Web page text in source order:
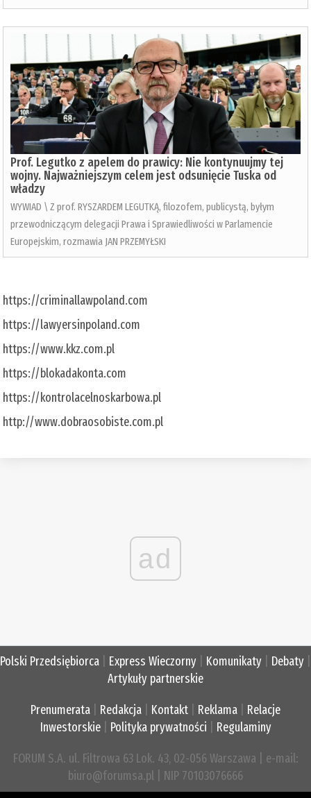
Prof. Legutko z apelem do prawicy: Nie kontynuujmy tej
wojny. Najważniejszym celem jest odsunięcie Tuska od
władzy
WYWIAD \ Z prof. RYSZARDEM LEGUTKĄ, filozofem, publicystą, byłym
przewodniczącym delegacji Prawa i Sprawiedliwości w Parlamencie
Europejskim, rozmawia JAN PRZEMYŁSKI
https://criminallawpoland.com
https://lawyersinpoland.com
https://www.kkz.com.pl
https://blokadakonta.com
https://kontrolacelnoskarbowa.pl
http://www.dobraosobiste.com.pl
ad
Polski Przedsiębiorca Express Wieczorny Komunikaty Debaty
Artykuły partnerskie
Prenumerata Redakcja Kontakt Reklama
Relacje
Inwestorskie| Polityka prywatności Regulaminy
FORUM S.A. ul. Filtrowa 63 Lok. 43, 02-056 Warszawa | e-mail:
biuro@forumsa.pl | NIP 70103076666